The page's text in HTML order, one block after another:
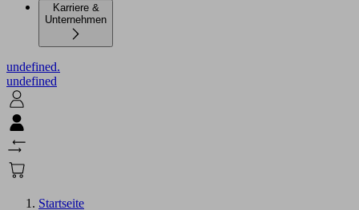
Karriere &
Unternehmen
undefined.
undefined
Startseite